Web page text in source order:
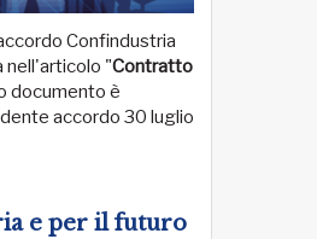
Confindustria
nell'articolo "Contratto
documento è
accordo 30 luglio
e per il futuro